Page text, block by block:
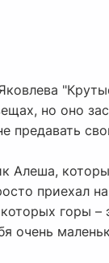
но оно
предавать
Алеша,
приехал
горы –
очень